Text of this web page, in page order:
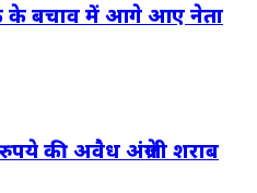
के बचाव में आगे आए नेता
की अवैध अंग्रेजी शराब